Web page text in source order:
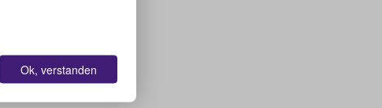
Ok, verstanden